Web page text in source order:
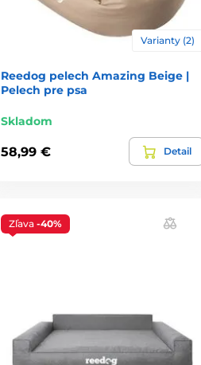
Varianty (2)
Reedog pelech Amazing Beige |
Pelech pre psa
Skladom
58,99 € Detail
Zľava -40%